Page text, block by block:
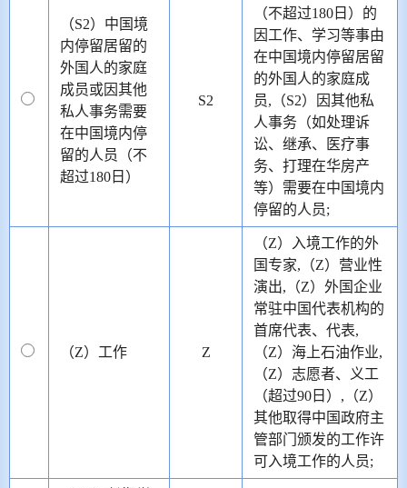
（S2）中国境
内停留居留的
外国人的家庭
成员或因其他
私人事务需要
在中国境内停
留的人员（不
超过180日）
S2
（不超过180日）的
因工作、学习等事由
在中国境内停留居留
的外国人的家庭成
员,（S2）因其他私
人事务（如处理诉
讼、继承、医疗事
务、打理在华房产
等）需要在中国境内
停留的人员;
（Z）工作 Z
（Z）入境工作的外
国专家,（Z）营业性
演出,（Z）外国企业
常驻中国代表机构的
首席代表、代表,
（Z）海上石油作业,
（Z）志愿者、义工
（超过90日）,（Z）
其他取得中国政府主
管部门颁发的工作许
可入境工作的人员;